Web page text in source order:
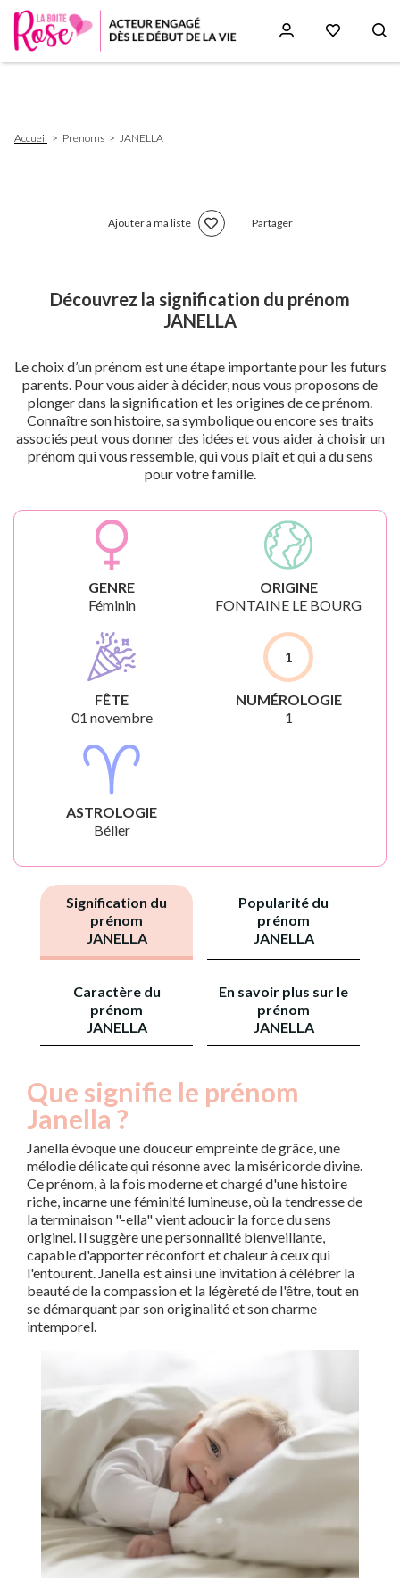
d'Ariane
Accueil Prenoms JANELLA
Ajouter à ma liste Partager
Découvrez la signification du prénom
JANELLA
Le choix d’un prénom est une étape importante pour les futurs
parents. Pour vous aider à décider, nous vous proposons de
plonger dans la signification et les origines de ce prénom.
Connaître son histoire, sa symbolique ou encore ses traits
associés peut vous donner des idées et vous aider à choisir un
prénom qui vous ressemble, qui vous plaît et qui a du sens
pour votre famille.
GENRE
Féminin
ORIGINE
FONTAINE LE BOURG
FÊTE
01 novembre
1
NUMÉROLOGIE
1
ASTROLOGIE
Bélier
Signification du
prénom
JANELLA
Popularité du
prénom
JANELLA
Caractère du
prénom
JANELLA
En savoir plus sur le
prénom
JANELLA
Que signifie le prénom
Janella ?
Janella évoque une douceur empreinte de grâce, une
mélodie délicate qui résonne avec la miséricorde divine.
Ce prénom, à la fois moderne et chargé d'une histoire
riche, incarne une féminité lumineuse, où la tendresse de
la terminaison "-ella" vient adoucir la force du sens
originel. Il suggère une personnalité bienveillante,
capable d'apporter réconfort et chaleur à ceux qui
l'entourent. Janella est ainsi une invitation à célébrer la
beauté de la compassion et la légèreté de l'être, tout en
se démarquant par son originalité et son charme
intemporel.